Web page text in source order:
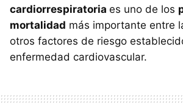
cardiorrespiratoria es uno de los
mortalidad más importante entre
otros factores de riesgo
enfermedad cardiovascular.